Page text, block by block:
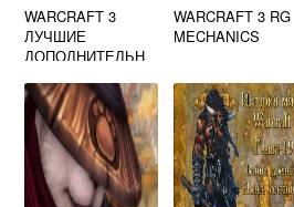
WARCRAFT 3
ЛУЧШИЕ
ДОПОЛНИТЕЛЬН
WARCRAFT 3 RG
MECHANICS